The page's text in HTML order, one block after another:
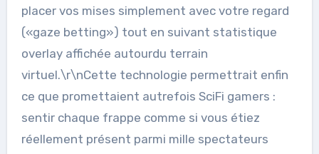
placer vos mises simplement avec votre regard
(«gaze betting») tout en suivant statistique
overlay affichée autourdu terrain
virtuel.\r\nCette technologie permettrait enfin
ce que promettaient autrefois SciFi gamers :
sentir chaque frappe comme si vous étiez
réellement présent parmi mille spectateurs